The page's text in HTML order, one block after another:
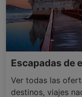
Escapadas de
Ver todas las
destinos, viajes